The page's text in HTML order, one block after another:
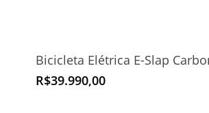
Bicicleta Elétrica E-Slap
R$39.990,00